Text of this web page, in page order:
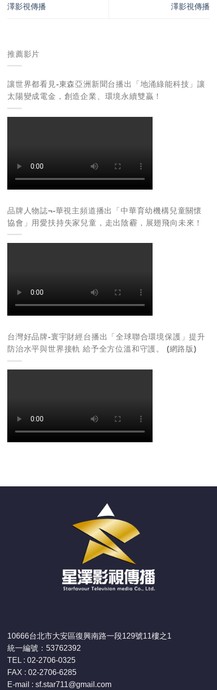
推薦影片
讓世界都看見-東森亞洲新聞台播出「地涌綠能科技」讓
太陽變成電金，創造企業、環境永續雙贏！
品牌人物誌¬-華視主頻道播出「中華育幼機構兒童關懷
協會」用愛扶持失家兒童，走出陰霾，展翅飛向未來！
台灣好品牌-寰宇財經台播出「全球聯合環境保護」提升
防治水平與世界接軌 給予全方位溫和守護。 (網路版)
澤影視傳播
澤影視傳播
10666台北市大安區復興南路一段129號11樓之1
統一編號：53762392
TEL : 02-2706-0325
FAX : 02-2706-6285
E-mail : sf.star711@gmail.com